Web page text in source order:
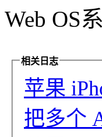
Web OS
相关日志
苹果
把多个